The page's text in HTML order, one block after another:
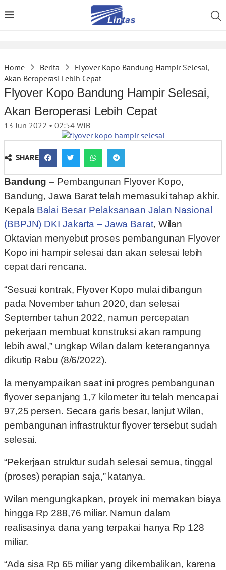
Home Berita
Flyover Kopo Bandung Hampir Selesai,
Akan Beroperasi Lebih Cepat
Flyover Kopo Bandung Hampir Selesai,
Akan Beroperasi Lebih Cepat
13 Jun 2022 • 02:54 WIB
SHARE
Bandung – Pembangunan Flyover Kopo,
Bandung, Jawa Barat telah memasuki tahap akhir.
Kepala Balai Besar Pelaksanaan Jalan Nasional
(BBPJN) DKI Jakarta – Jawa Barat, Wilan
Oktavian menyebut proses pembangunan Flyover
Kopo ini hampir selesai dan akan selesai lebih
cepat dari rencana.
“Sesuai kontrak, Flyover Kopo mulai dibangun
pada November tahun 2020, dan selesai
September tahun 2022, namun percepatan
pekerjaan membuat konstruksi akan rampung
lebih awal,” ungkap Wilan dalam keterangannya
dikutip Rabu (8/6/2022).
Ia menyampaikan saat ini progres pembangunan
flyover sepanjang 1,7 kilometer itu telah mencapai
97,25 persen. Secara garis besar, lanjut Wilan,
pembangunan infrastruktur flyover tersebut sudah
selesai.
“Pekerjaan struktur sudah selesai semua, tinggal
(proses) perapian saja,” katanya.
Wilan mengungkapkan, proyek ini memakan biaya
hingga Rp 288,76 miliar. Namun dalam
realisasinya dana yang terpakai hanya Rp 128
miliar.
“Ada sisa Rp 65 miliar yang dikembalikan, karena